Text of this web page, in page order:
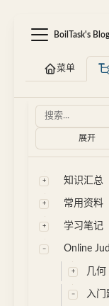
BoilTask's Blog
菜单
展开
知识汇总
常用资料
学习笔记
Online
几何
入门